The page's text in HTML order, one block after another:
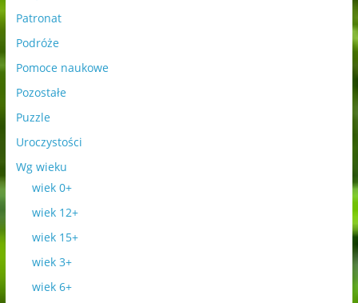
Patronat
Podróże
Pomoce naukowe
Pozostałe
Puzzle
Uroczystości
Wg wieku
wiek 0+
wiek 12+
wiek 15+
wiek 3+
wiek 6+